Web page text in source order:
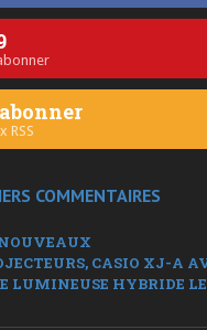
RSS
COMMENTAIRES
CASIO XJ-A
LUMINEUSE HYBRIDE